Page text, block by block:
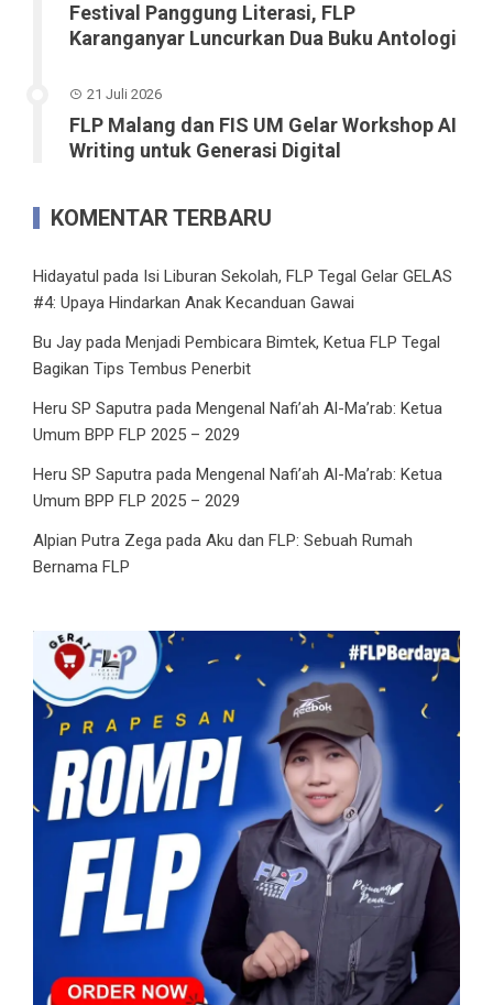
Festival Panggung Literasi, FLP
Karanganyar Luncurkan Dua Buku Antologi
21 Juli 2026
FLP Malang dan FIS UM Gelar Workshop AI
Writing untuk Generasi Digital
KOMENTAR TERBARU
Hidayatul pada Isi Liburan Sekolah, FLP Tegal Gelar GELAS
#4: Upaya Hindarkan Anak Kecanduan Gawai
Bu Jay pada Menjadi Pembicara Bimtek, Ketua FLP Tegal
Bagikan Tips Tembus Penerbit
Heru SP Saputra pada Mengenal Nafi’ah Al-Ma’rab: Ketua
Umum BPP FLP 2025 – 2029
Heru SP Saputra pada Mengenal Nafi’ah Al-Ma’rab: Ketua
Umum BPP FLP 2025 – 2029
Alpian Putra Zega pada Aku dan FLP: Sebuah Rumah
Bernama FLP